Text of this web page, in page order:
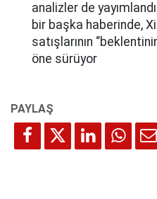
analizler de
bir başka haberinde,
satışlarının
öne sürüyor